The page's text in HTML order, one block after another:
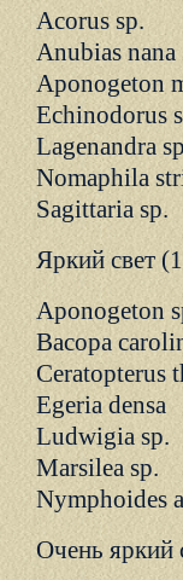
Acorus sp.
Anubias nana
Aponogeton
Echinodorus
Lagenandra
Nomaphila
Sagittaria sp.
Яркий свет
Aponogeton
Bacopa
Ceratopterus
Egeria densa
Ludwigia sp.
Marsilea sp.
Nymphoides
Очень яркий